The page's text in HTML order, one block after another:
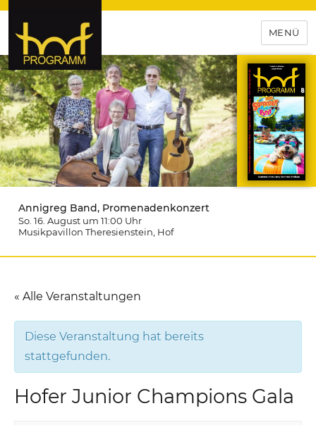
hof-programm – das
Veranstaltungsportal für
Hochfranken
MENÜ
Annigreg Band, Promenadenkonzert
So. 16. August um 11:00 Uhr
Musikpavillon Theresienstein , Hof
« Alle Veranstaltungen
Diese Veranstaltung hat bereits
stattgefunden.
Hofer Junior Champions Gala